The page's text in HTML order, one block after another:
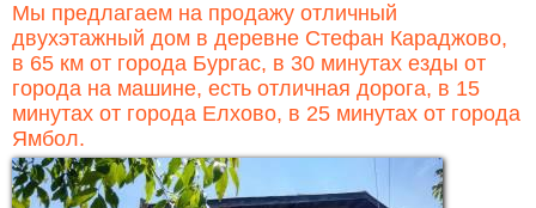
Мы предлагаем на продажу отличный
двухэтажный дом в деревне Стефан Караджово,
в 65 км от города Бургас, в 30 минутах езды от
города на машине, есть отличная дорога, в 15
минутах от города Елхово, в 25 минутах от города
Ямбол.